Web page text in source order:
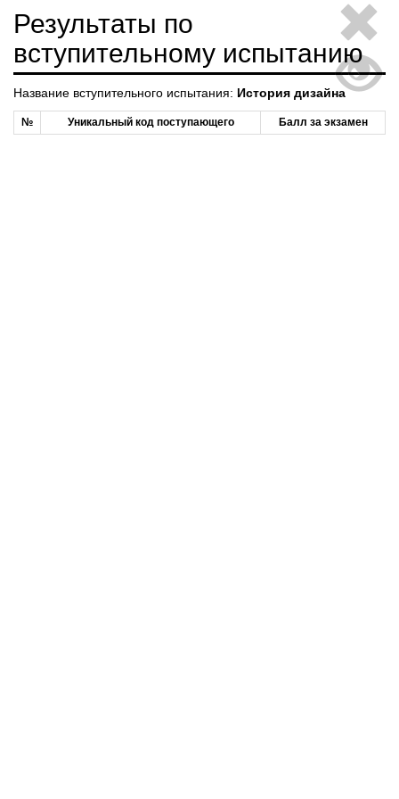
Результаты по
вступительному испытанию
Название вступительного испытания: История дизайна
№ Уникальный код поступающего Балл за экзамен